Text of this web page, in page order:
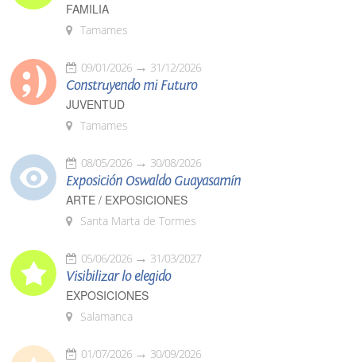
FAMILIA
Tamames
09/01/2026 31/12/2026
Construyendo mi Futuro
JUVENTUD
Tamames
08/05/2026 30/08/2026
Exposición Oswaldo Guayasamín
ARTE / EXPOSICIONES
Santa Marta de Tormes
05/06/2026 31/03/2027
Visibilizar lo elegido
EXPOSICIONES
Salamanca
01/07/2026 30/09/2026